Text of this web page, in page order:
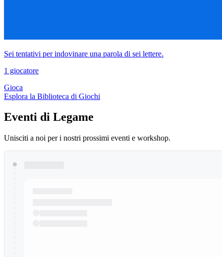
Sei tentativi per indovinare una parola di sei lettere.
1 giocatore
Gioca
Esplora la Biblioteca di Giochi
Eventi di Legame
Unisciti a noi per i nostri prossimi eventi e workshop.